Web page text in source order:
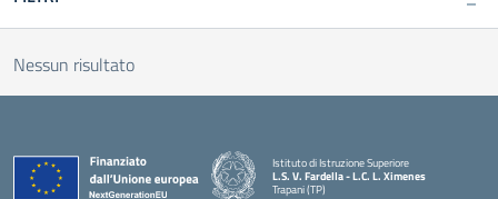
Nessun risultato
Istituto di Istruzione Superiore
L.S. V. Fardella - L.C. L. Ximenes
Trapani (TP)